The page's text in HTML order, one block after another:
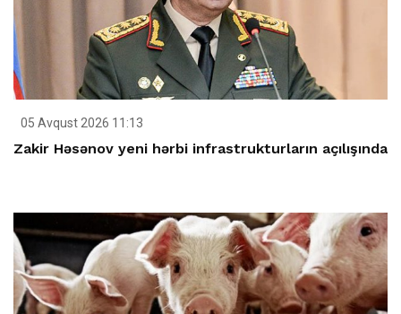
05 Avqust 2026 11:13
Zakir Həsənov yeni hərbi infrastrukturların açılışında